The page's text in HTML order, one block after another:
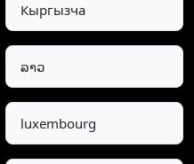
Кыргызча
ລາວ
luxembourg